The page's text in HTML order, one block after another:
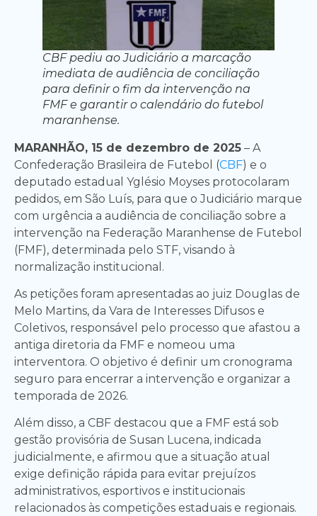
CBF pediu ao Judiciário a marcação
imediata de audiência de conciliação
para definir o fim da intervenção na
FMF e garantir o calendário do futebol
maranhense.
MARANHÃO, 15 de dezembro de 2025 – A
Confederação Brasileira de Futebol (CBF) e o
deputado estadual Yglésio Moyses protocolaram
pedidos, em São Luís, para que o Judiciário marque
com urgência a audiência de conciliação sobre a
intervenção na Federação Maranhense de Futebol
(FMF), determinada pelo STF, visando à
normalização institucional.
As petições foram apresentadas ao juiz Douglas de
Melo Martins, da Vara de Interesses Difusos e
Coletivos, responsável pelo processo que afastou a
antiga diretoria da FMF e nomeou uma
interventora. O objetivo é definir um cronograma
seguro para encerrar a intervenção e organizar a
temporada de 2026.
Além disso, a CBF destacou que a FMF está sob
gestão provisória de Susan Lucena, indicada
judicialmente, e afirmou que a situação atual
exige definição rápida para evitar prejuízos
administrativos, esportivos e institucionais
relacionados às competições estaduais e regionais.